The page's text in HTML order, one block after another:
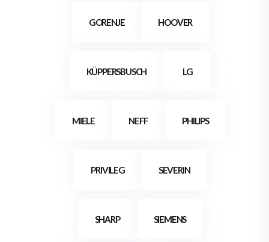
GORENJE HOOVER
KÜPPERSBUSCH LG
MIELE NEFF PHILIPS
PRIVILEG SEVERIN
SHARP SIEMENS